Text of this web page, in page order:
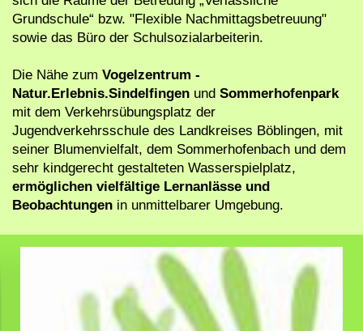
Grundschule“ bzw. "Flexible Nachmittagsbetreuung"
sowie das Büro der Schulsozialarbeiterin.
Die Nähe zum Vogelzentrum -
Natur.Erlebnis.Sindelfingen und Sommerhofenpark
mit dem Verkehrsübungsplatz der
Jugendverkehrsschule des Landkreises Böblingen, mit
seiner Blumenvielfalt, dem Sommerhofenbach und dem
sehr kindgerecht gestalteten Wasserspielplatz,
ermöglichen vielfältige Lernanlässe und
Beobachtungen in unmittelbarer Umgebung.